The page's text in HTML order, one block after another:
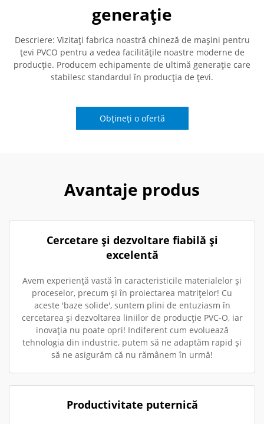
generație
Descriere: Vizitați fabrica noastră chineză de mașini pentru
țevi PVCO pentru a vedea facilitățile noastre moderne de
producție. Producem echipamente de ultimă generație care
stabilesc standardul în producția de țevi.
Obțineți o ofertă
Avantaje produs
Cercetare și dezvoltare fiabilă și
excelentă
Avem experiență vastă în caracteristicile materialelor și
proceselor, precum și în proiectarea matrițelor! Cu
aceste 'baze solide', suntem plini de entuziasm în
cercetarea și dezvoltarea liniilor de producție PVC-O, iar
inovația nu poate opri! Indiferent cum evoluează
tehnologia din industrie, putem să ne adaptăm rapid și
să ne asigurăm că nu rămânem în urmă!
Productivitate puternică